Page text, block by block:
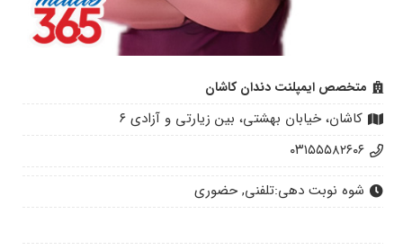
متخصص ایمپلنت دندان کاشان
کاشان، خیابان بهشتی، بین زیارتی و آزادی ۶
۰۳۱۵۵۵۸۲۶۰۶
شوه نوبت دهی:تلفنی, حضوری